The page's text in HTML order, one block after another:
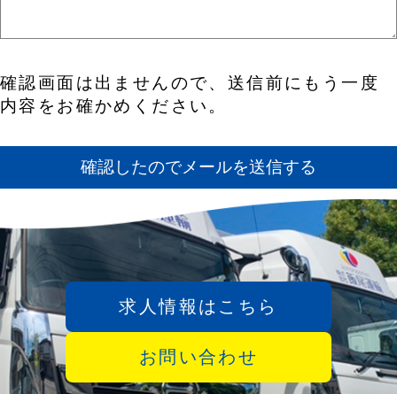
確認画面は出ませんので、送信前にもう一度
内容をお確かめください。
求人情報はこちら
お問い合わせ